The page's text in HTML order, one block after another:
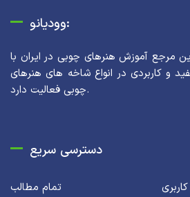
وودیانو:
مرجع آموزش هنرهای چوبی در ایران با
و کاربردی در انواع شاخه های هنرهای
چوبی فعالیت دارد.
دسترسی سریع
تمام مطالب